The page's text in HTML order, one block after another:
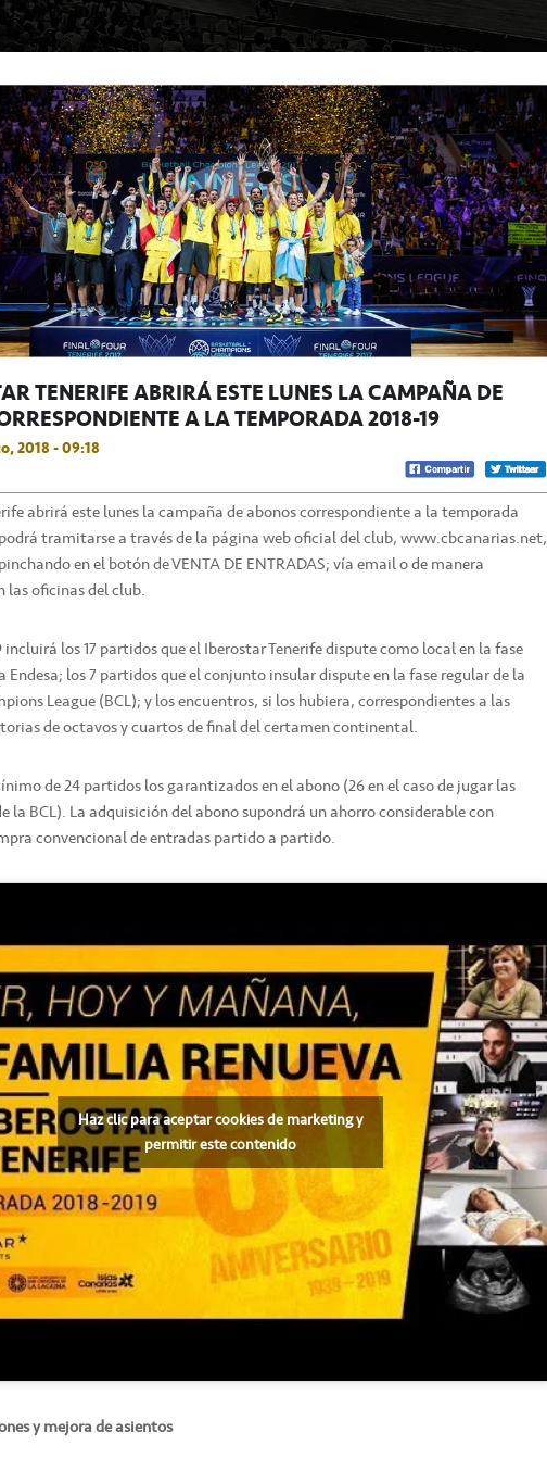
TENERIFE ABRIRÁ ESTE LUNES LA CAMPAÑA DE
A LA TEMPORADA 2018-19
2018 - 09:18
abrirá este lunes la campaña de abonos correspondiente a la temporada
podrá tramitarse a través de la página web oficial del club, www.cbcanarias.net,
en el botón de VENTA DE ENTRADAS; vía email o de manera
las oficinas del club.
incluirá los 17 partidos que el Iberostar Tenerife dispute como local en la fase
Endesa; los 7 partidos que el conjunto insular dispute en la fase regular de la
League (BCL); y los encuentros, si los hubiera, correspondientes a las
de octavos y cuartos de final del certamen continental.
de 24 partidos los garantizados en el abono (26 en el caso de jugar las
la BCL). La adquisición del abono supondrá un ahorro considerable con
convencional de entradas partido a partido.
Haz clic para aceptar cookies de marketing y
permitir este contenido
y mejora de asientos